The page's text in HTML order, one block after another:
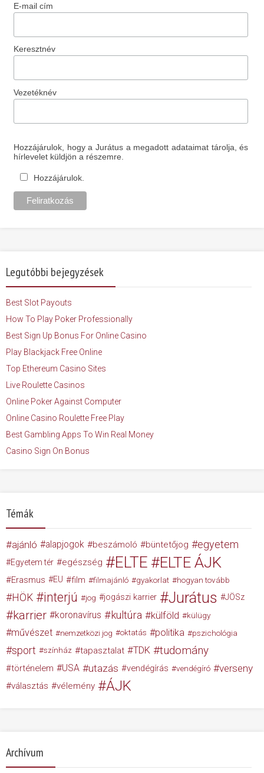
E-mail cím
Keresztnév
Vezetéknév
Hozzájárulok, hogy a Jurátus a megadott adataimat tárolja, és
hírlevelet küldjön a részemre.
Hozzájárulok.
Legutóbbi bejegyzések
Best Slot Payouts
How To Play Poker Professionally
Best Sign Up Bonus For Online Casino
Play Blackjack Free Online
Top Ethereum Casino Sites
Live Roulette Casinos
Online Poker Against Computer
Online Casino Roulette Free Play
Best Gambling Apps To Win Real Money
Casino Sign On Bonus
Témák
ajánló alapjogok beszámoló büntetőjog egyetem
Egyetem tér egészség ELTE ELTE ÁJK
Erasmus EU film filmajánló gyakorlat hogyan tovább
HÖK interjú jog jogászi karrier Jurátus JÖSz
karrier koronavírus kultúra külföld külügy
művészet nemzetközi jog oktatás politika pszichológia
sport színház tapasztalat TDK tudomány
történelem USA utazás vendégírás vendégíró verseny
választás vélemény ÁJK
Archívum